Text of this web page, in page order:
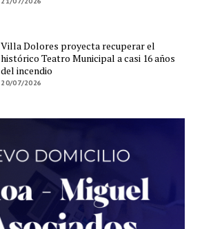
Villa Dolores proyecta recuperar el
histórico Teatro Municipal a casi 16 años
del incendio
20/07/2026